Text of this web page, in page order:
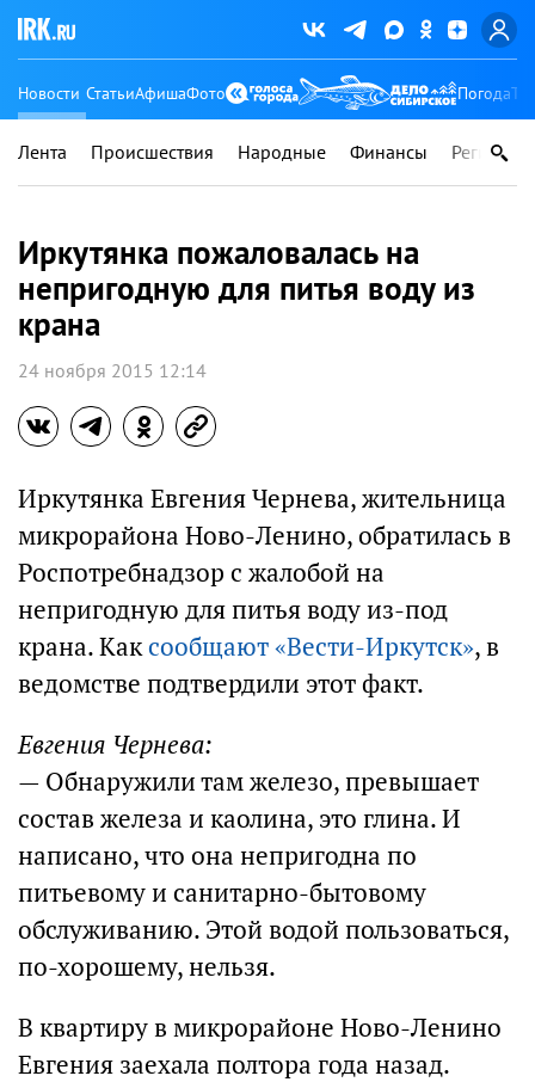
Новости СтатьиАфишаФото Погода
Лента Происшествия Народные Финансы Регионы
Иркутянка пожаловалась на
непригодную для питья воду из
крана
24 ноября 2015 12:14
Иркутянка Евгения Чернева, жительница
микрорайона Ново-Ленино, обратилась в
Роспотребнадзор с жалобой на
непригодную для питья воду из-под
крана. Каксообщают «Вести-Иркутск», в
ведомстве подтвердили этот факт.
Евгения Чернева:
— Обнаружили там железо, превышает
состав железа и каолина, это глина. И
написано, что она непригодна по
питьевому и санитарно-бытовому
обслуживанию. Этой водой пользоваться,
по-хорошему, нельзя.
В квартиру в микрорайоне Ново-Ленино
Евгения заехала полтора года назад.